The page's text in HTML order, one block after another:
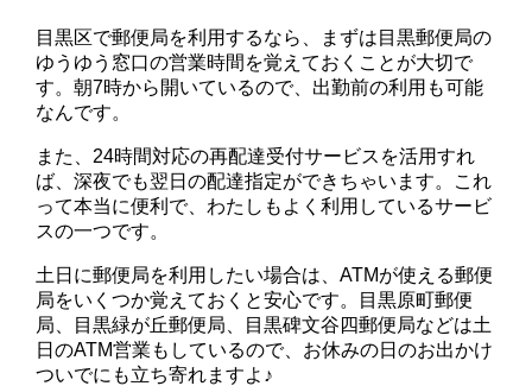
目黒区で郵便局を利用するなら、まずは目黒郵便局の
ゆうゆう窓口の営業時間を覚えておくことが大切で
す。朝7時から開いているので、出勤前の利用も可能
なんです。
また、24時間対応の再配達受付サービスを活用すれ
ば、深夜でも翌日の配達指定ができちゃいます。これ
って本当に便利で、わたしもよく利用しているサービ
スの一つです。
土日に郵便局を利用したい場合は、ATMが使える郵便
局をいくつか覚えておくと安心です。目黒原町郵便
局、目黒緑が丘郵便局、目黒碑文谷四郵便局などは土
日のATM営業もしているので、お休みの日のお出かけ
ついでにも立ち寄れますよ♪